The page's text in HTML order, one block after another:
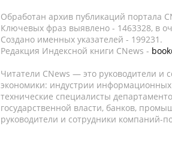
Обработан архив публикаций портала
Ключевых фраз выявлено - 1463328, в
Создано именных указателей - 199231.
Редакция Индексной книги CNews -
Читатели CNews — это руководители и
экономики: индустрии
технические специалисты
государственной власти, банков,
руководители и сотрудники компаний-